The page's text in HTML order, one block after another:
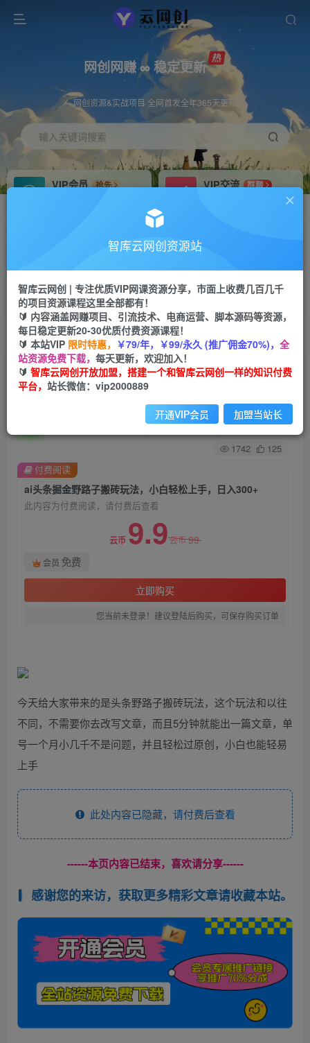
网创网赚 ∞ 稳定更新
网创资源&实战项目 全网首发全年365天更新
输入关键词搜索
VIP会员
抢先
VIP交流
群聊
研究探讨更多创业项目路子。
会员专属推广链接
网赚网创 项目
365天稳定跟新
APP下载
GO
首页 会员免费 正文
ai头条掘金野路子搬砖玩法，小白轻松上手，日入
300+
关注 私信
1742 125
ai头条掘金野路子搬砖玩法，小白轻松上手，日入300+
此内容为付费阅读，请付费后查看
云币 9.9云币99
会员 免费
立即购买
您当前未登录！建议登陆后购买，可保存购买订单
付费阅读
今天给大家带来的是头条野路子搬砖玩法，这个玩法和以往
不同，不需要你去改写文章，而且5分钟就能出一篇文章，单
号一个月小几千不是问题，并且轻松过原创，小白也能轻易
上手
此处内容已隐藏，请付费后查看
------本页内容已结束，喜欢请分享------
感谢您的来访，获取更多精彩文章请收藏本站。
智库云网创资源站
智库云网创 | 专注优质VIP网课资源分享，市面上收费几百几千
的项目资源课程这里全部都有！
🔰 内容涵盖网赚项目、引流技术、电商运营、脚本源码等资源，
每日稳定更新20-30优质付费资源课程！
🔰 本站VIP 限时特惠， ￥79/年，￥99/永久 (推广佣金70%)， 全
站资源免费下载， 每天更新，欢迎加入！
🔰 智库云网创开放加盟，搭建一个和智库云网创一样的知识付费
平台， 站长微信：vip2000889
开通VIP会员 加盟当站长